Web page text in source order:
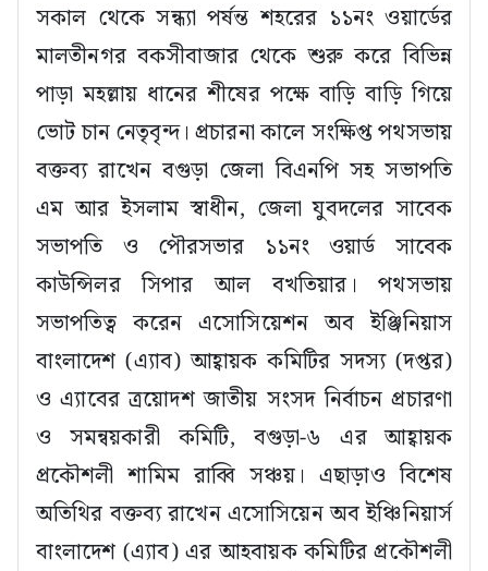
সকাল থেকে সন্ধ্যা পর্ষন্ত শহরের ১১নং ওয়ার্ডের
মালতীনগর বকসীবাজার থেকে শুরু করে বিভিন্ন
পাড়া মহল্লায় ধানের শীষের পক্ষে বাড়ি বাড়ি গিয়ে
ভোট চান নেতৃবৃন্দ। প্রচারনা কালে সংক্ষিপ্ত পথসভায়
বক্তব্য রাখেন বগুড়া জেলা বিএনপি সহ সভাপতি
এম আর ইসলাম স্বাধীন, জেলা যুবদলের সাবেক
সভাপতি ও পৌরসভার ১১নং ওয়ার্ড সাবেক
কাউন্সিলর সিপার আল বখতিয়ার। পথসভায়
সভাপতিত্ব করেন এসোসিয়েশন অব ইঞ্জিনিয়াস
বাংলাদেশ (এ্যাব) আহ্বায়ক কমিটির সদস্য (দপ্তর)
ও এ্যাবের ত্রয়োদশ জাতীয় সংসদ নির্বাচন প্রচারণা
ও সমন্বয়কারী কমিটি, বগুড়া-৬ এর আহ্বায়ক
প্রকৌশলী শামিম রাব্বি সঞ্চয়। এছাড়াও বিশেষ
অতিথির বক্তব্য রাখেন এসোসিয়েন অব ইঞ্চিনিয়ার্স
বাংলাদেশ (এ্যাব) এর আহবায়ক কমিটির প্রকৌশলী